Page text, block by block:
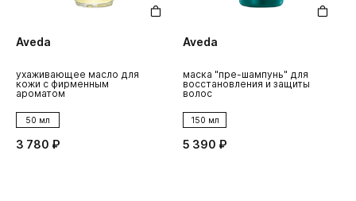
Aveda
ухаживающее масло для
кожи с фирменным
ароматом
50 мл
3 780 ₽
Aveda
маска "пре-шампунь" для
восстановления и защиты
волос
150 мл
5 390 ₽